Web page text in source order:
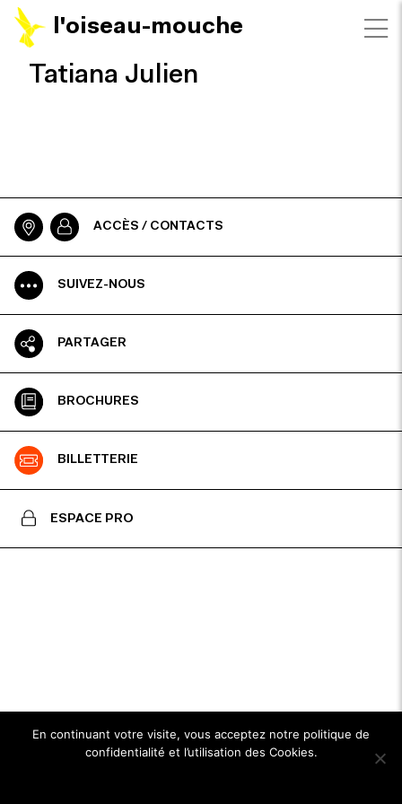
l'oiseau-mouche
Tatiana Julien
ACCÈS / CONTACTS
SUIVEZ-NOUS
PARTAGER
BROCHURES
BILLETTERIE
ESPACE PRO
En continuant votre visite, vous acceptez notre politique de
confidentialité et l’utilisation des Cookies.